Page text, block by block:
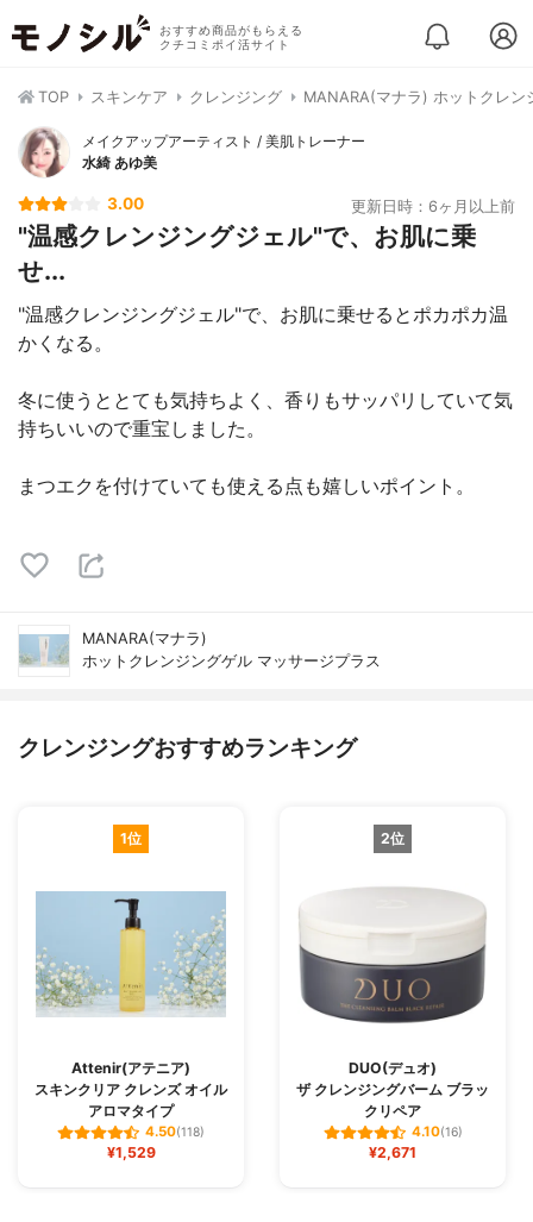
おすすめ商品がもらえる
クチコミポイ活サイト
TOP スキンケア クレンジング MANARA(マナラ) ホットクレン
メイクアップアーティスト / 美肌トレーナー
水綺 あゆ美
3.00 更新日時：6ヶ月以上前
"温感クレンジングジェル"で、お肌に乗
せ...
"温感クレンジングジェル"で、お肌に乗せるとポカポカ温
かくなる。
冬に使うととても気持ちよく、香りもサッパリしていて気
持ちいいので重宝しました。
まつエクを付けていても使える点も嬉しいポイント。
MANARA(マナラ)
ホットクレンジングゲル マッサージプラス
クレンジングおすすめランキング
1位
Attenir(アテニア)
スキンクリア クレンズ オイル
アロマタイプ
4.50(118)
¥1,529
2位
DUO(デュオ)
ザ クレンジングバーム ブラッ
クリペア
4.10(16)
¥2,671